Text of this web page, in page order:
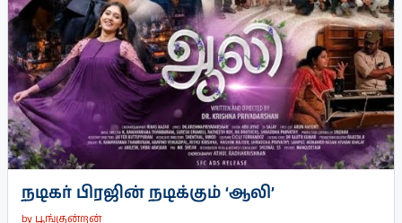
நடிகர் பிரஜின் நடிக்கும் ‘ஆலி’
by பூங்குன்றன்